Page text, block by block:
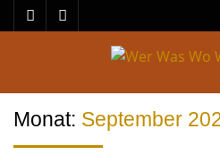
Monat: September